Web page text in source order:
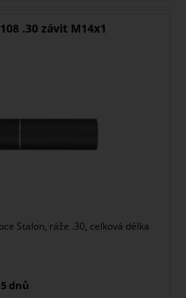
.30 závit M14x1
Stalon, ráže .30, celková délka
dnů